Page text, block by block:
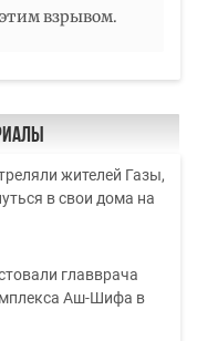
взрывом.
жителей Газы,
в свои дома на
главврача
Аш-Шифа в